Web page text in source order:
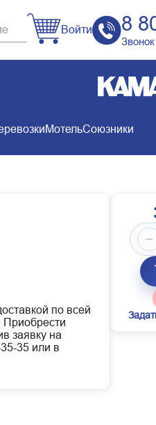
Войти 8
МотельСоюзники
по всей
заявку на
35 или в